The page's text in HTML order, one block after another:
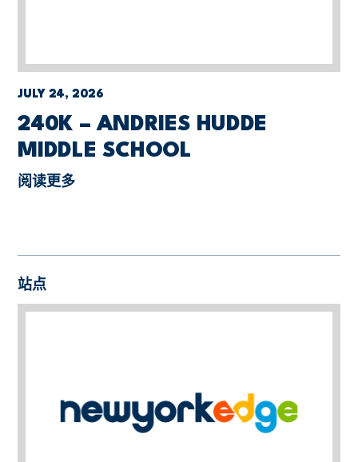
JULY 24, 2026
240K – ANDRIES HUDDE
MIDDLE SCHOOL
阅读更多
站点